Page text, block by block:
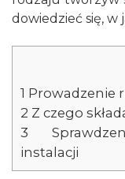
dowiedzieć się, w
1 Prowadzenie
2 Z czego
3
instalacji